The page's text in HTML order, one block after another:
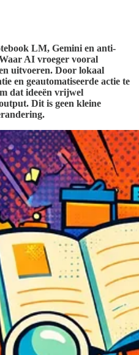
LM, Gemini en anti-
AI vroeger vooral
uitvoeren. Door lokaal
en geautomatiseerde actie te
dat ideeën vrijwel
Dit is geen kleine